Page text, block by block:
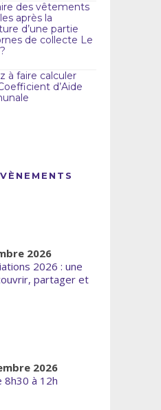
des vêtements
après la
d’une partie
de collecte Le
à faire calculer
d’Aide
2026
2026 : une
partager et
2026
8h30 à 12h